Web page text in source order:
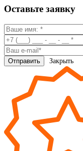
Оставьте заявку
Закрыть